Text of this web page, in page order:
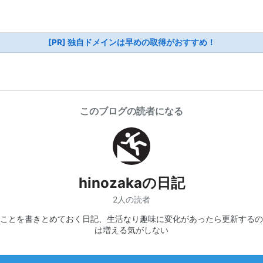
[PR] 独自ドメインは早めの取得がおすすめ！
このブログの読者になる
hinozakaの日記
2人の読者
とを書きとめておく日記、生活なり趣味に変化があったら更新する
は増える気がしない